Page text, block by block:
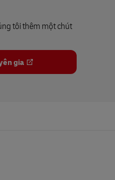
tôi thêm một chút
gia